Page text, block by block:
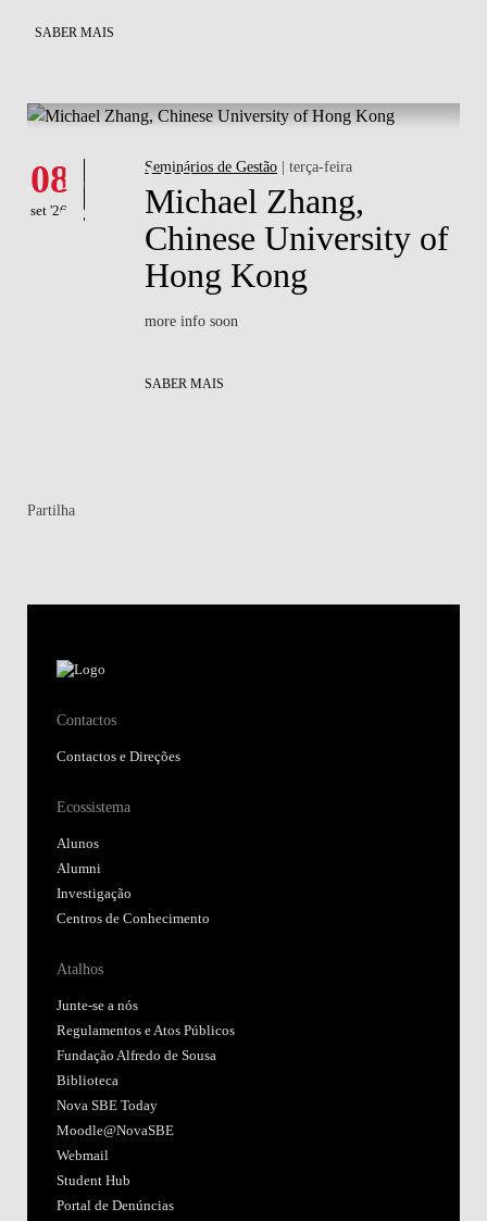
SABER MAIS
Eventos
08
set '26
Seminários de Gestão | terça-feira
Michael Zhang,
Chinese University of
Hong Kong
more info soon
SABER MAIS
Partilha
Contactos
Contactos e Direções
Ecossistema
Alunos
Alumni
Investigação
Centros de Conhecimento
Atalhos
Junte-se a nós
Regulamentos e Atos Públicos
Fundação Alfredo de Sousa
Biblioteca
Nova SBE Today
Moodle@NovaSBE
Webmail
Student Hub
Portal de Denúncias